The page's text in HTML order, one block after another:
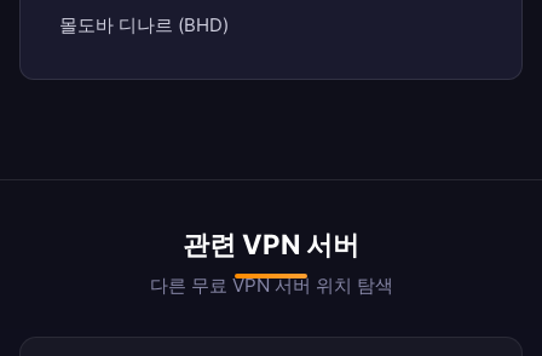
몰도바 디나르 (BHD)
관련 VPN 서버
다른 무료 VPN 서버 위치 탐색